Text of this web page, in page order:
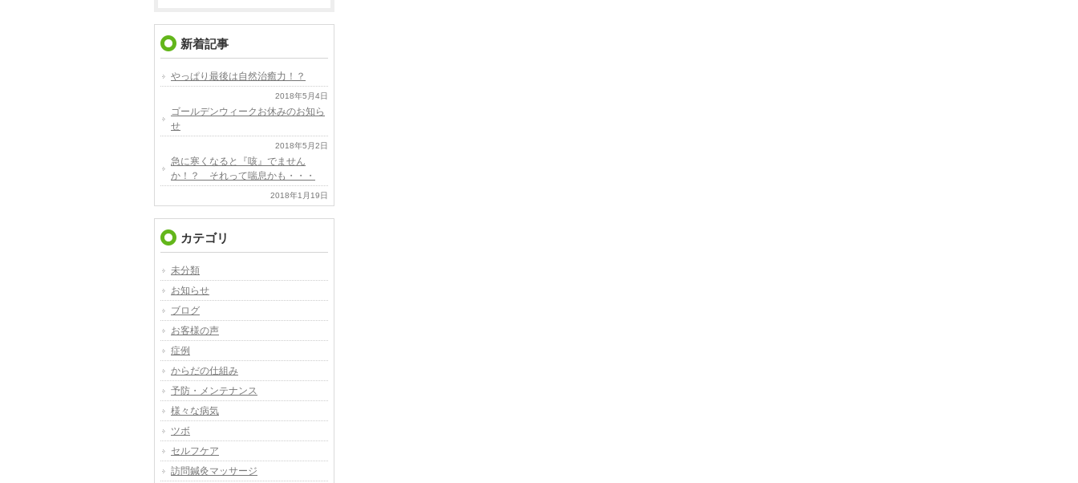
新着記事
やっぱり最後は自然治癒力！？
2018年5月4日
ゴールデンウィークお休みのお知ら
せ
2018年5月2日
急に寒くなると『咳』でません
か！？ それって喘息かも・・・
2018年1月19日
カテゴリ
未分類
お知らせ
ブログ
お客様の声
症例
からだの仕組み
予防・メンテナンス
様々な病気
ツボ
セルフケア
訪問鍼灸マッサージ